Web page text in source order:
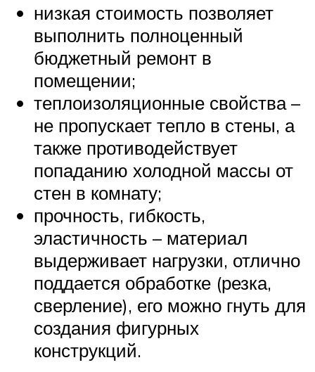
низкая стоимость позволяет
выполнить полноценный
бюджетный ремонт в
помещении;
теплоизоляционные свойства –
не пропускает тепло в стены, а
также противодействует
попаданию холодной массы от
стен в комнату;
прочность, гибкость,
эластичность – материал
выдерживает нагрузки, отлично
поддается обработке (резка,
сверление), его можно гнуть для
создания фигурных
конструкций.